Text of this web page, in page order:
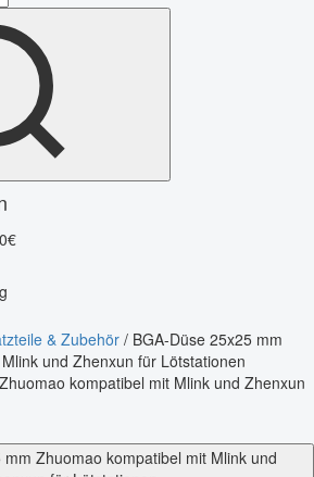
& Zubehör / BGA-Düse 25x25 mm
und Zhenxun für Lötstationen